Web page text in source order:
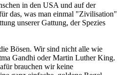
in den USA und auf der
das, was man einmal "Zivilisation"
unserer Gattung, der Spezies
Bösen. Wir sind nicht alle wie
Gandhi oder Martin Luther King.
brauchen wir keine